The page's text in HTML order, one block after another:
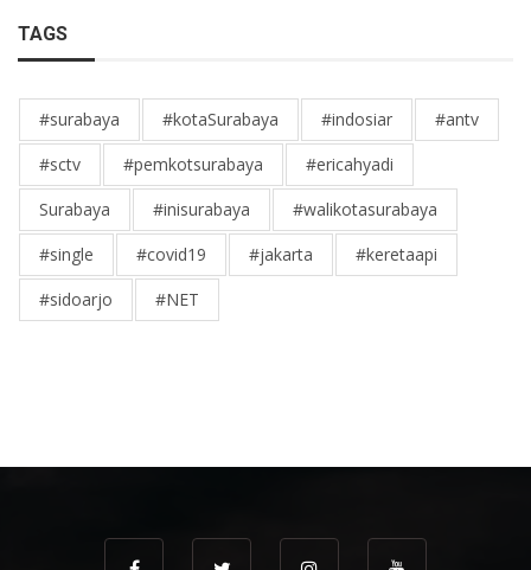
TAGS
#surabaya #kotaSurabaya #indosiar
#antv
#sctv
#pemkotsurabaya
#ericahyadi
Surabaya
#inisurabaya
#walikotasurabaya
#single
#covid19 #jakarta
#keretaapi
#sidoarjo
#NET